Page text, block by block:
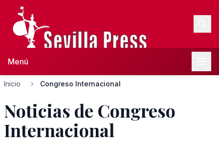
Menú
Inicio Congreso Internacional
Noticias de Congreso
Internacional